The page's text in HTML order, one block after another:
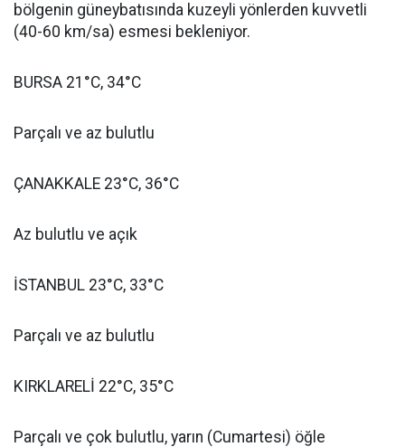
bölgenin güneybatısında kuzeyli yönlerden kuvvetli
(40-60 km/sa) esmesi bekleniyor.
BURSA 21°C, 34°C
Parçalı ve az bulutlu
ÇANAKKALE 23°C, 36°C
Az bulutlu ve açık
İSTANBUL 23°C, 33°C
Parçalı ve az bulutlu
KIRKLARELİ 22°C, 35°C
Parçalı ve çok bulutlu, yarın (Cumartesi) öğle